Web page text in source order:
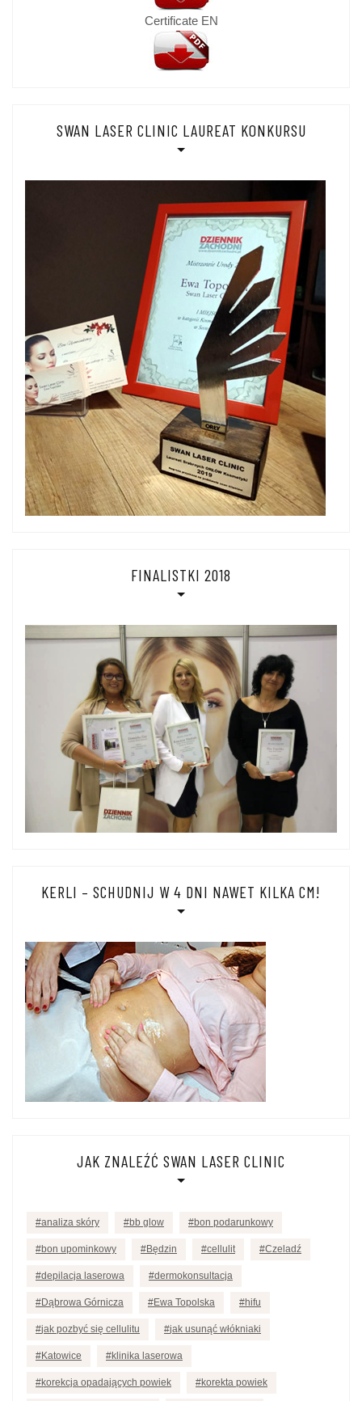
Certificate EN
SWAN LASER CLINIC LAUREAT KONKURSU
FINALISTKI 2018
KERLI – SCHUDNIJ W 4 DNI NAWET KILKA CM!
JAK ZNALEŹĆ SWAN LASER CLINIC
analiza skóry bb glow bon podarunkowy
bon upominkowy Będzin cellulit Czeladź
depilacja laserowa dermokonsultacja
Dąbrowa Górnicza Ewa Topolska hifu
jak pozbyć się cellulitu jak usunąć włókniaki
Katowice klinika laserowa
korekcja opadających powiek korekta powiek